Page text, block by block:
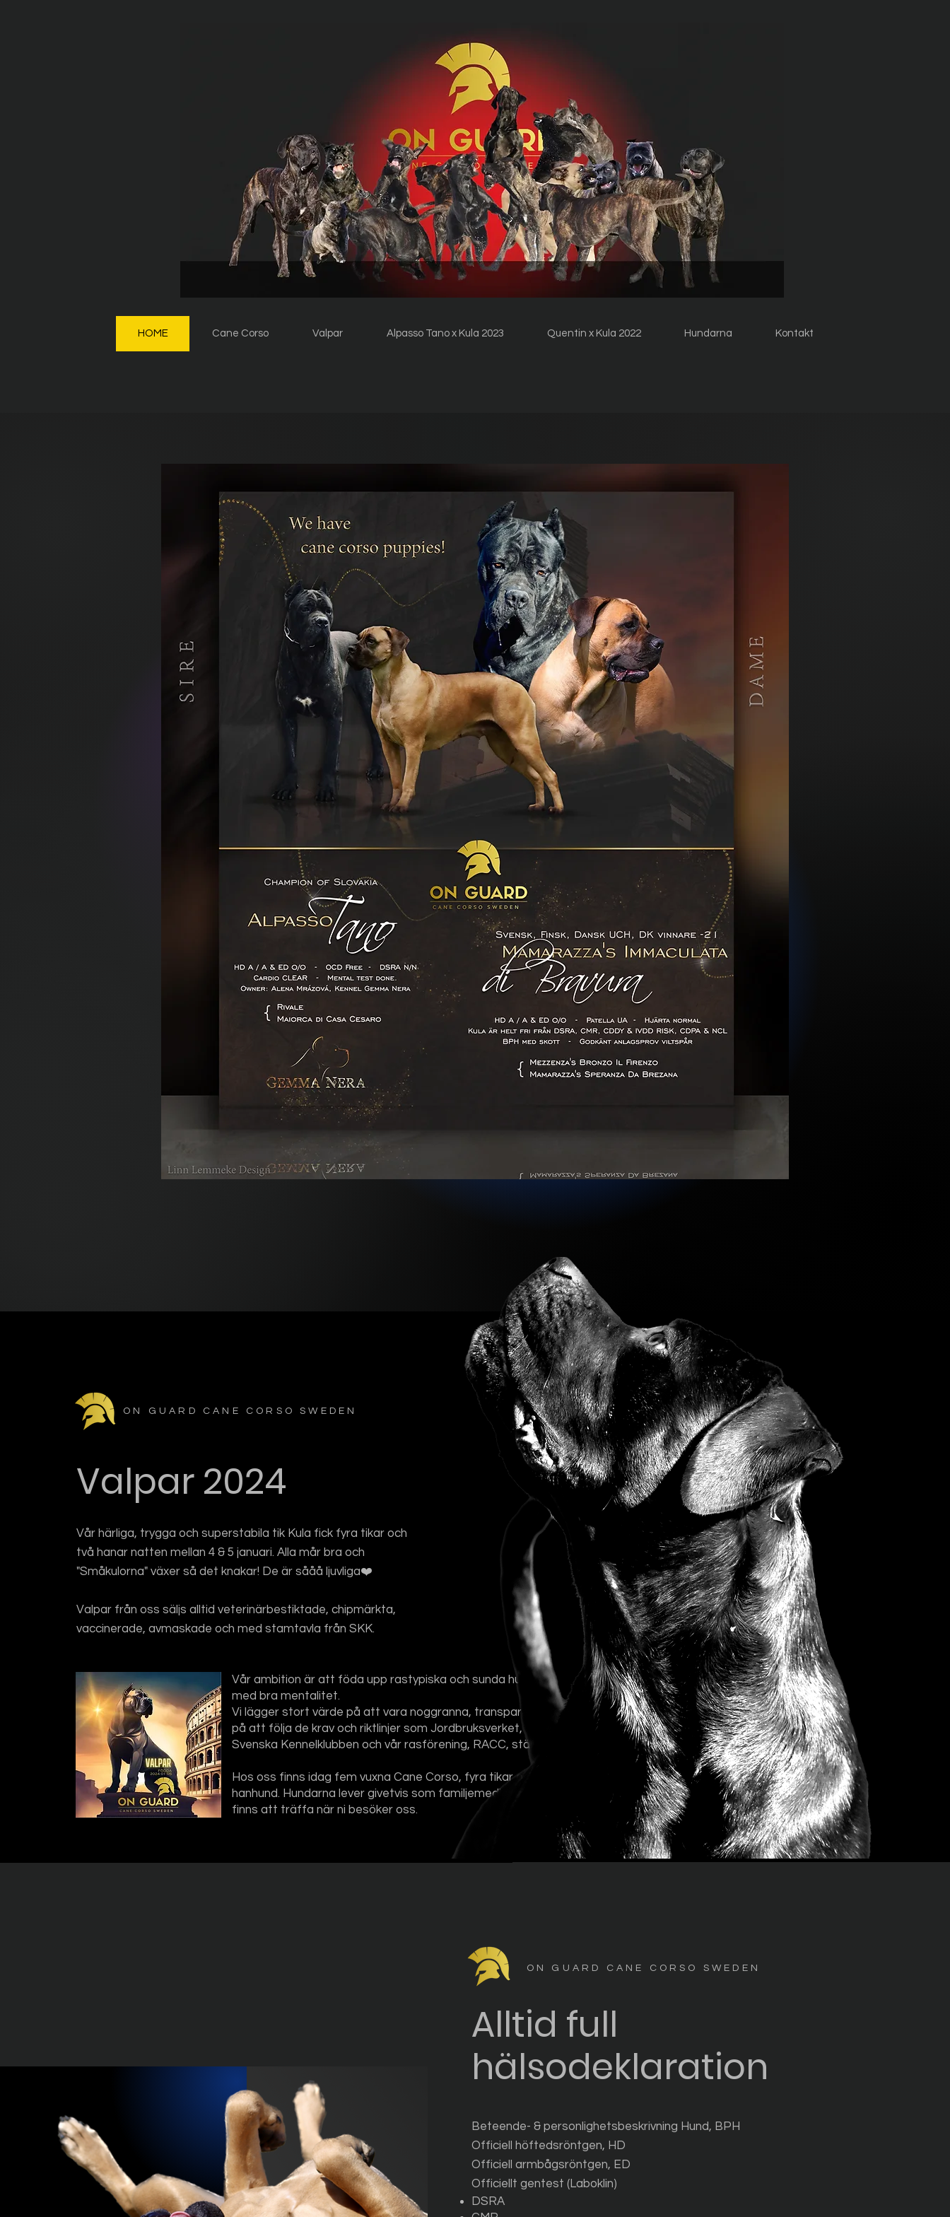
HOME Cane Corso Valpar Alpasso Tano x Kula 2023 Quentin x Kula 2022 Hundarna Kontakt
ON GUARD CANE CORSO SWEDEN
Valpar 2024
Vår härliga, trygga och superstabila tik Kula fick fyra tikar och
två hanar natten mellan 4 & 5 januari. Alla mår bra och
"Småkulorna" växer så det knakar! De är sååå ljuvliga❤️
Valpar från oss säljs alltid veterinärbestiktade, chipmärkta,
vaccinerade,avmaskade och med stamtavla från SKK.
Vår ambition är att föda upp rastypiska och sunda hundar
med bra mentalitet.
Vi lägger stort värde på att vara noggranna, transparenta och
på att följa de krav och riktlinjer som Jordbruksverket,
Svenska Kennelklubben och vår rasförening, RACC, ställer.
Hos oss finns idag fem vuxna Cane Corso, fyra tikar och en
hanhund. Hundarna lever givetvis som familjemedlemmar och
finns att träffa när ni besöker oss.
ON GUARD CANE CORSO SWEDEN
Alltid full
hälsodeklaration
Beteende- & personlighetsbeskrivning Hund, BPH
Officiell höftedsröntgen, HD
Officiell armbågsröntgen, ED
Officiellt gentest (Laboklin)
DSRA